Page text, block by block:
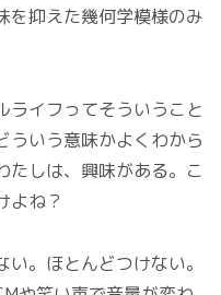
を抑えた幾何学模様のみ
ライフってそういうこと
ういう意味かよくわから
たしは、興味がある。こ
よね？
。ほとんどつけない。